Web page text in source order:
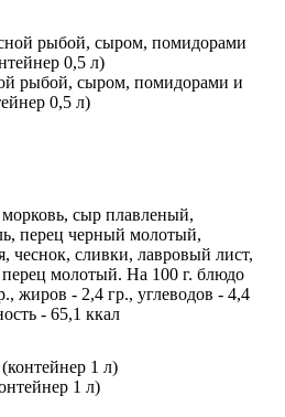
рыбой, сыром, помидорами и
0,5 л)
сыр плавленый,
перец черный молотый,
чеснок, сливки, лавровый лист,
молотый. На 100 г. блюдо
жиров - 2,4 гр., углеводов - 4,4
- 65,1 ккал
1 л)